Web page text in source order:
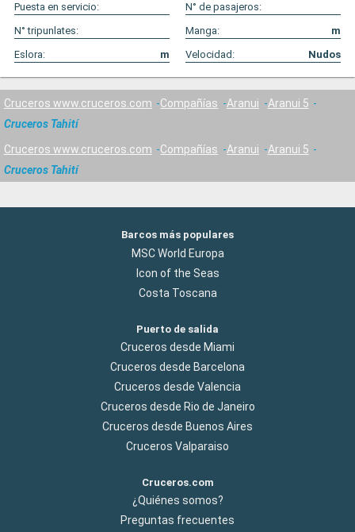
Puesta en servicio:
N° de pasajeros:
N° tripunlates:
Manga:
m
Eslora:
m Velocidad: Nudos
Cruceros www.cruceros.com Compañías Aranui
Aranui 5
Cruceros Tahití
Cruceros www.cruceros.com Compañías Aranui
Aranui 5
Cruceros Tahití
Barcos más populares
MSC World Europa
Icon of the Seas
Costa Toscana
Puerto de salida
Cruceros desde Miami
Cruceros desde Barcelona
Cruceros desde Valencia
Cruceros desde Rio de Janeiro
Cruceros desde Buenos Aires
Cruceros Valparaiso
Cruceros.com
¿Quiénes somos?
Preguntas frecuentes